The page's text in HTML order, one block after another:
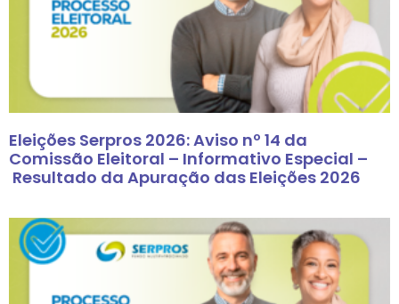
Eleições Serpros 2026: Aviso nº 14 da
Comissão Eleitoral – Informativo Especial –
Resultado da Apuração das Eleições 2026